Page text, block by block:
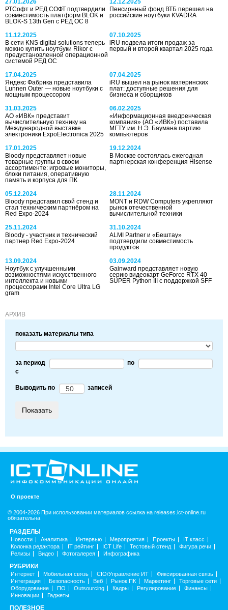
27.01.2026
РТСофт и РЕД СОФТ подтвердили
совместимость платформ BLOK и
BLOK-S 13th Gen с РЕД ОС 8
12.12.2025
Пенсионный фонд ВТБ перешел на
российские ноутбуки KVADRA
11.12.2025
В сети KNS digital solutions теперь
можно купить ноутбуки Rikor с
предустановленной операционной
системой РЕД ОС
07.10.2025
iRU подвела итоги продаж за
первый и второй квартал 2025 года
17.04.2025
Яндекс Фабрика представила
Lunnen Outer — новые ноутбуки с
мощным процессором
07.04.2025
iRU вышел на рынок материнских
плат: доступные решения для
бизнеса и сборщиков
31.03.2025
АО «ИВК» представит
вычислительную технику на
Международной выставке
электроники ExpoElectronica 2025
06.02.2025
«Информационная внедренческая
компания» (АО «ИВК») поставила
МГТУ им. Н.Э. Баумана партию
компьютеров
17.01.2025
Bloody представляет новые
товарные группы в своем
ассортименте: игровые мониторы,
блоки питания, оперативную
память и корпуса для ПК
19.12.2024
В Москве состоялась ежегодная
партнерская конференция Hisense
05.12.2024
Bloody представил свой стенд и
стал техническим партнёром на
Red Expo-2024
28.11.2024
MONT и RDW Computers укрепляют
рынок отечественной
вычислительной техники
25.11.2024
Bloody - участник и технический
партнер Red Expo-2024
31.10.2024
ALMI Partner и «Бештау»
подтвердили совместимость
продуктов
13.09.2024
Ноутбук с улучшенными
возможностями искусственного
интеллекта и новыми
процессорами Intel Core Ultra LG
gram
03.09.2024
Gainward представляет новую
серию видеокарт GeForce RTX 40
SUPER Python III с поддержкой SFF
АРХИВ
показать материалы типа
за период
c
по
Выводить по записей
О проекте
© 2004-2026 При использовании материалов ссылка на releases.ict-online.ru
обязательна
РАЗДЕЛЫ
Новости Аналитика Интервью Мероприятия Проекты
IT класс
Колонка редактора
IT рейтинг ICT Life Тестовый стенд
Фигура речи
Релизы
Видео Фотогалерея Инфографика
РУБРИКИ
Интернет Мобильная связь CIO/Управление ИТ
Фиксированная связь
Интеграция
Безопасность Веб Рынок ПК Маркетинг
Торговые сети
Оборудование
ПО Outsourcing Кадры Регулирование
Финансы
Инновации
Гаджеты
ПОЛЕЗНОЕ